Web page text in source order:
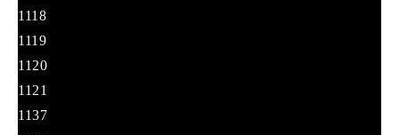
1118
1119
1120
1121
1137